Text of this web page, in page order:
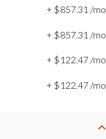
+ $857 31 /mo
+ $857 31 /mo
+ $ 122.47 /mo
+ $ 122.47 /mo